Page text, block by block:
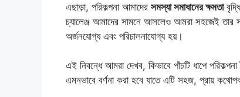
এছাড়া, পরিকল্পনা আমাদের সমস্যা সমাধানের ক্ষমতা
চ্যালেঞ্জ আমাদের সামনে আসলেও আমরা সহজেই তার
অর্জনযোগ্য এবং পরিচালনাযোগ্য হয়।
এই নিবন্ধে আমরা দেখব, কিভাবে পাঁচটি ধাপে
এমনভাবে বর্ণনা করা হবে যাতে এটি সহজ, প্রায়